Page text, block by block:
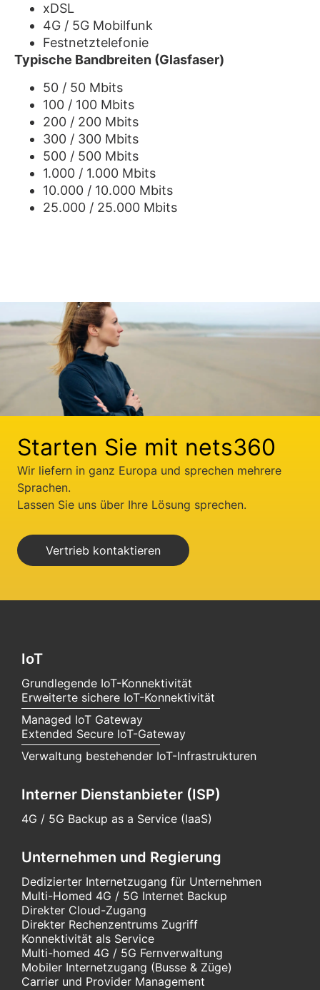
xDSL
4G / 5G Mobilfunk
Festnetztelefonie
Typische Bandbreiten (Glasfaser)
50 / 50 Mbits
100 / 100 Mbits
200 / 200 Mbits
300 / 300 Mbits
500 / 500 Mbits
1.000 / 1.000 Mbits
10.000 / 10.000 Mbits
25.000 / 25.000 Mbits
Starten Sie mit nets360
Wir liefern in ganz Europa und sprechen mehrere
Sprachen.
Lassen Sie uns über Ihre Lösung sprechen.
Vertrieb kontaktieren
IoT
Grundlegende IoT-Konnektivität
Erweiterte sichere IoT-Konnektivität
Managed IoT Gateway
Extended Secure IoT-Gateway
Verwaltung bestehender IoT-Infrastrukturen
Interner Dienstanbieter (ISP)
4G / 5G Backup as a Service (IaaS)
Unternehmen und Regierung
Dedizierter Internetzugang für Unternehmen
Multi-Homed 4G / 5G Internet Backup
Direkter Cloud-Zugang
Direkter Rechenzentrums Zugriff
Konnektivität als Service
Multi-homed 4G / 5G Fernverwaltung
Mobiler Internetzugang (Busse & Züge)
Carrier und Provider Management